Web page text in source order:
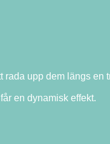
rada upp dem längs
en dynamisk effekt.